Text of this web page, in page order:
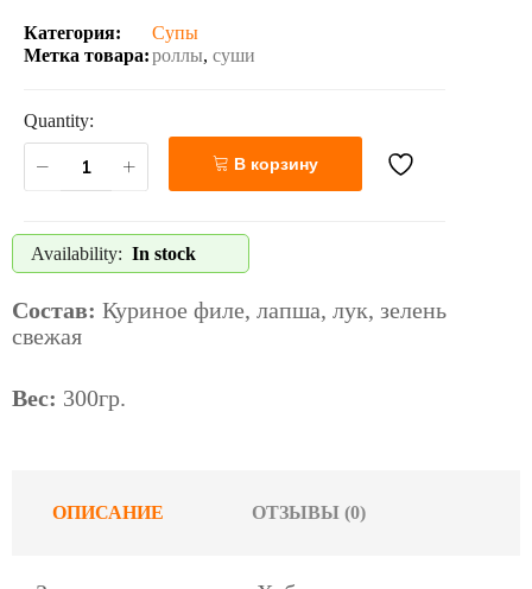
Категория:
Супы
Метка товара:роллы, суши
Quantity:
В корзину
Availability: In stock
Состав: Куриное филе, лапша, лук, зелень
свежая
Вес: 300гр.
ОПИСАНИЕ ОТЗЫВЫ (0)